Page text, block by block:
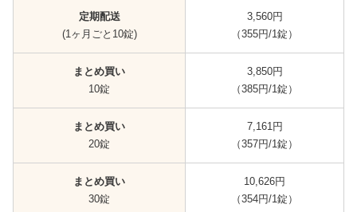
定期配送
(1ヶ月ごと10錠)
3,560円
（355円/1錠）
まとめ買い
10錠
3,850円
（385円/1錠）
まとめ買い
20錠
7,161円
（357円/1錠）
まとめ買い
30錠
10,626円
（354円/1錠）